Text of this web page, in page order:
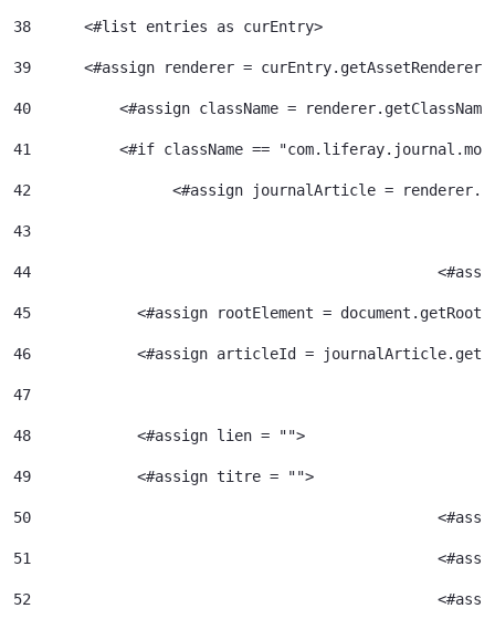
38
	<#list entries as curEntry>
39
<#assign renderer =
40
<#assign className =
41
<#if className ==
42
<#assign journalArticle =
43
44
45
<#assign rootElement =
46
<#assign articleId =
47
48
            <#assign lien = "">
49
            <#assign titre = "">
50
51
52